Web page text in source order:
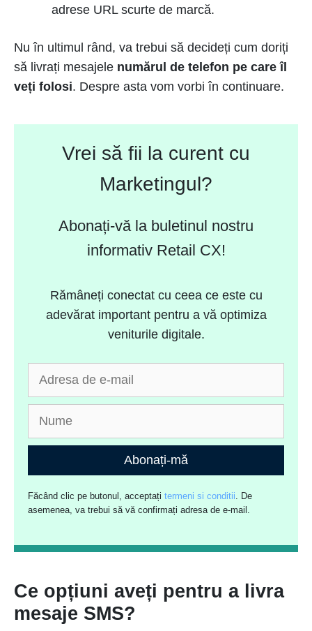
adrese URL scurte de marcă.
Nu în ultimul rând, va trebui să decideți cum doriți
să livrați mesajele numărul de telefon pe care îl
veți folosi. Despre asta vom vorbi în continuare.
Vrei să fii la curent cu
Marketingul?
Abonați-vă la buletinul nostru
informativ Retail CX!
Rămâneți conectat cu ceea ce este cu
adevărat important pentru a vă optimiza
veniturile digitale.
Abonați-mă
Făcând clic pe butonul, acceptațitermeni si conditii. De
asemenea, va trebui să vă confirmați adresa de e-mail.
Ce opțiuni aveți pentru a livra
mesaje SMS?